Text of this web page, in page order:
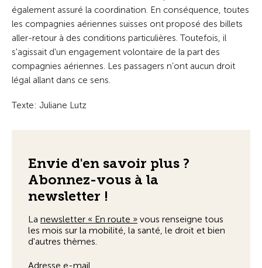
également assuré la coordination. En conséquence, toutes
les compagnies aériennes suisses ont proposé des billets
aller-retour à des conditions particulières. Toutefois, il
s'agissait d'un engagement volontaire de la part des
compagnies aériennes. Les passagers n’ont aucun droit
légal allant dans ce sens.
Texte: Juliane Lutz